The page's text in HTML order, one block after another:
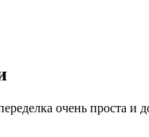
очень проста